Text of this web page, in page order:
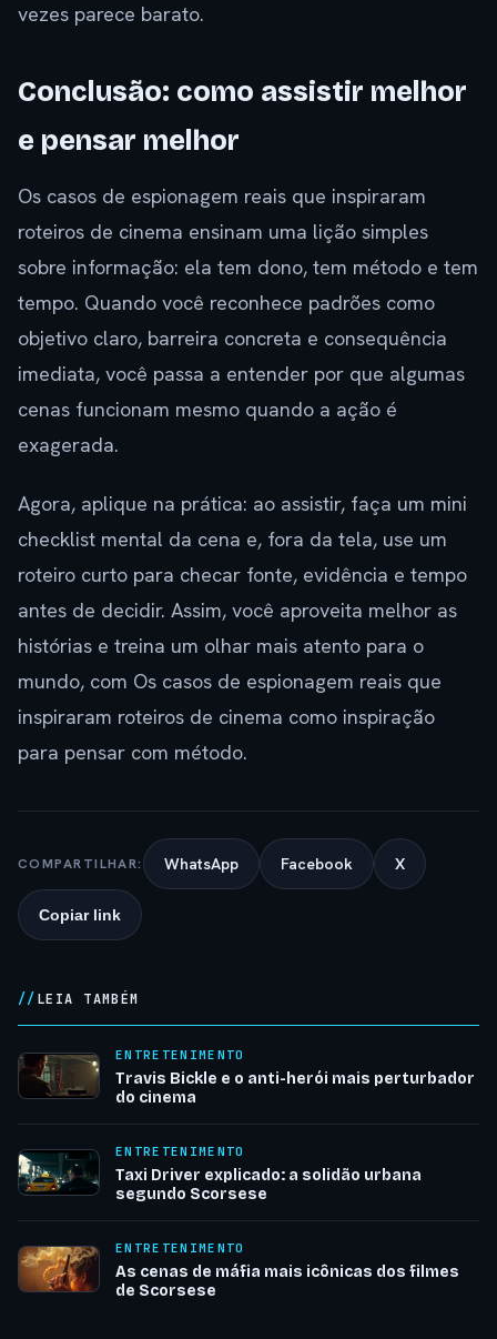
vezes parece barato.
Conclusão: como assistir melhor
e pensar melhor
Os casos de espionagem reais que inspiraram
roteiros de cinema ensinam uma lição simples
sobre informação: ela tem dono, tem método e tem
tempo. Quando você reconhece padrões como
objetivo claro, barreira concreta e consequência
imediata, você passa a entender por que algumas
cenas funcionam mesmo quando a ação é
exagerada.
Agora, aplique na prática: ao assistir, faça um mini
checklist mental da cena e, fora da tela, use um
roteiro curto para checar fonte, evidência e tempo
antes de decidir. Assim, você aproveita melhor as
histórias e treina um olhar mais atento para o
mundo, com Os casos de espionagem reais que
inspiraram roteiros de cinema como inspiração
para pensar com método.
COMPARTILHAR: WhatsApp Facebook X
Copiar link
LEIA TAMBÉM
ENTRETENIMENTO
Travis Bickle e o anti-herói mais perturbador
do cinema
ENTRETENIMENTO
Taxi Driver explicado: a solidão urbana
segundo Scorsese
ENTRETENIMENTO
As cenas de máfia mais icônicas dos filmes
de Scorsese